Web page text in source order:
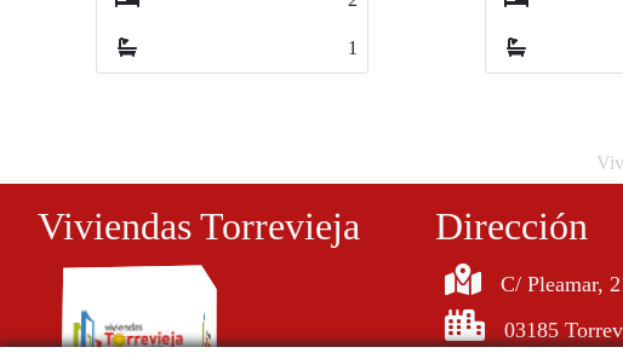
1
Viviendas Torrevieja Dirección
C/ Pleamar,
03185